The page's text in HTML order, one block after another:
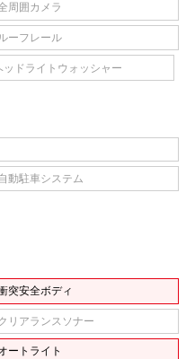
周囲カメラ
ーフレール
ッドライトウォッシャー
動駐車システム
突安全ボディ
クリアランスソナー
ートライト